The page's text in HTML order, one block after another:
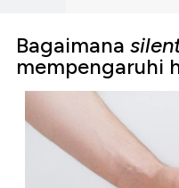
Bagaimana
mempengaruhi